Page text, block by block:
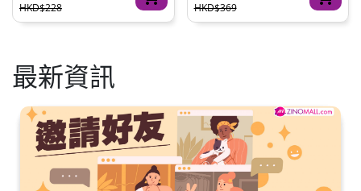
HKD$228 HKD$369
最新資訊